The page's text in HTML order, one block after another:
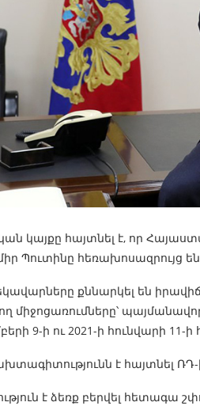
կայքը հայտնել է, որ
Պուտինը հեռախոսազրույց են
քննարկել են
միջոցառումները՝
9-ի ու 2021-ի հունվարի 11-
է հայտնել
է ձեռք բերվել հետագա